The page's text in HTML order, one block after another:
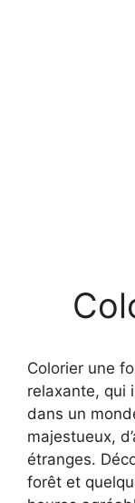
Colorier une
relaxante, qui
dans un
majestueux,
étranges.
forêt et